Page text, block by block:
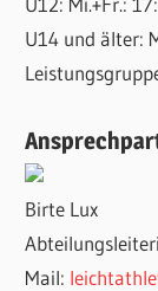
U14 und älter:
Birte Lux
Mail: